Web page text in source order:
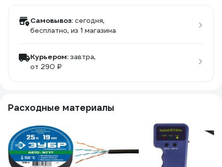
Самовывоз: сегодня,
бесплатно, из 1 магазина
Курьером: завтра,
от 290 ₽
Расходные материалы